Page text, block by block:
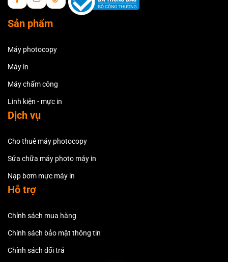
Sản phẩm
Máy photocopy
Máy in
Máy chấm công
Linh kiện - mực in
Dịch vụ
Cho thuê máy photocopy
Sửa chữa máy photo máy in
Nạp bơm mực máy in
Hỗ trợ
Chính sách mua hàng
Chính sách bảo mật thông tin
Chính sách đổi trả